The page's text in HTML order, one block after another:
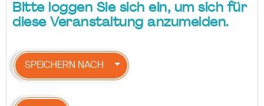
Bitte loggen Sie sich ein, um sich für
diese Veranstaltung anzumelden.
SPEICHERN NACH